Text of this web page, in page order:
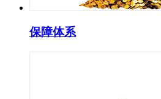
保障体系